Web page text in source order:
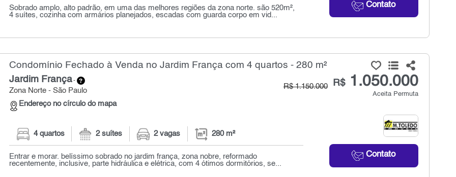
Contato
Sobrado amplo, alto padrão, em uma das melhores regiões da zona norte. são 520m²,
4 suítes, cozinha com armários planejados, escadas com guarda corpo em vid...
Condomínio Fechado à Venda no Jardim França com 4 quartos - 280 m²
Jardim França-
Zona Norte - São Paulo
Endereço no círculo do mapa
R$1.050.000
R$ 1.150.000
Aceita Permuta
Contato
4 quartos 2 suítes 2 vagas 280 m²
Entrar e morar. belíssimo sobrado no jardim frança, zona nobre, reformado
recentemente, inclusive, parte hidráulica e elétrica, com 4 ótimos dormitórios, se...